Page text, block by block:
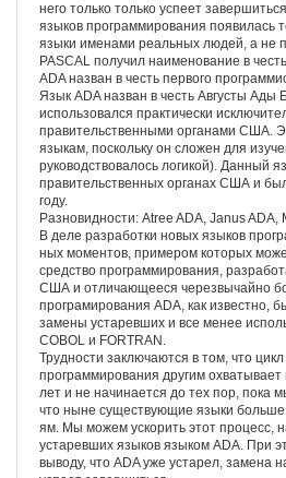
него только только успеет
языков программирования появилась
языки именами реальных людей, а не
PASCAL получил наименование в
ADA назван в честь первого
Язык ADA назван в честь Августы Ады
использовался практически
правительственными органами США.
языкам, поскольку он сложен для
руководствовалось логикой). Данный
правительственных органах США и
году.
Разновидности: Atree ADA, Janus ADA,
В деле разработки новых языков
ных моментов, примером которых
средство программирования,
США и отличающееся черезвычайно
програмирования ADA, как известно,
замены устаревших и все менее
COBOL и FORTRAN.
Трудности заключаются в том, что
программирования другим
лет и не начинается до тех пор, пока
что ныне существующие языки
ям. Мы можем ускорить этот процесс,
устаревших языков языком ADA. При
выводу, что ADA уже устарел, замена